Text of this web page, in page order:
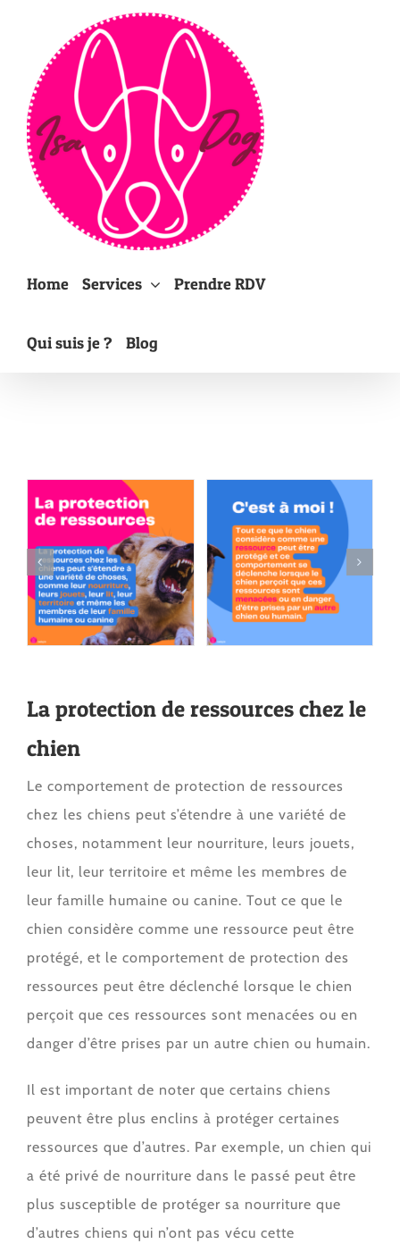
contenu
Home Services Prendre RDV
Qui suis je ? Blog
La protection de ressources chez le
chien
Le comportement de protection de ressources
chez les chiens peut s’étendre à une variété de
choses, notamment leur nourriture, leurs jouets,
leur lit, leur territoire et même les membres de
leur famille humaine ou canine. Tout ce que le
chien considère comme une ressource peut être
protégé, et le comportement de protection des
ressources peut être déclenché lorsque le chien
perçoit que ces ressources sont menacées ou en
danger d’être prises par un autre chien ou humain.
Il est important de noter que certains chiens
peuvent être plus enclins à protéger certaines
ressources que d’autres. Par exemple, un chien qui
a été privé de nourriture dans le passé peut être
plus susceptible de protéger sa nourriture que
d’autres chiens qui n’ont pas vécu cette